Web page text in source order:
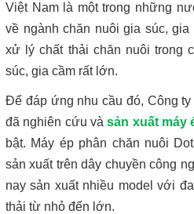
Việt Nam là một trong những
về ngành chăn nuôi gia súc,
xử lý chất thải chăn nuôi trong
súc, gia cầm rất lớn.
Để đáp ứng nhu cầu đó, Công
đã nghiên cứu vàsản xuất máy
bật. Máy ép phân chăn nuôi
sản xuất trên dây chuyền công
nay sản xuất nhiều model với
thải từ nhỏ đến lớn.